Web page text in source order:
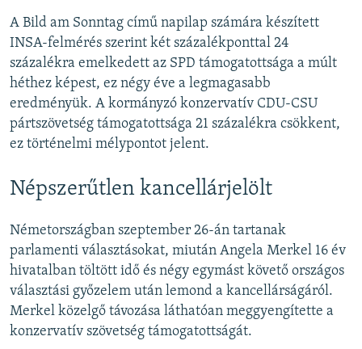
A Bild am Sonntag című napilap számára készített
INSA-felmérés szerint két százalékponttal 24
százalékra emelkedett az SPD támogatottsága a múlt
héthez képest, ez négy éve a legmagasabb
eredményük. A kormányzó konzervatív CDU-CSU
pártszövetség támogatottsága 21 százalékra csökkent,
ez történelmi mélypontot jelent.
Népszerűtlen kancellárjelölt
Németországban szeptember 26-án tartanak
parlamenti választásokat, miután Angela Merkel 16 év
hivatalban töltött idő és négy egymást követő országos
választási győzelem után lemond a kancellárságáról.
Merkel közelgő távozása láthatóan meggyengítette a
konzervatív szövetség támogatottságát.